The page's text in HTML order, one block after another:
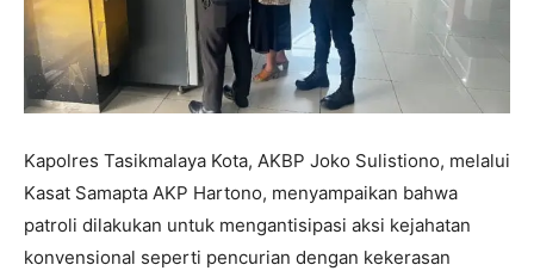
Kapolres Tasikmalaya Kota, AKBP Joko Sulistiono, melalui
Kasat Samapta AKP Hartono, menyampaikan bahwa
patroli dilakukan untuk mengantisipasi aksi kejahatan
konvensional seperti pencurian dengan kekerasan